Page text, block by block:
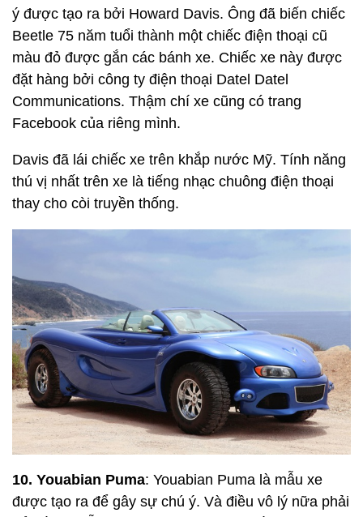
ý được tạo ra bởi Howard Davis. Ông đã biến chiếc
Beetle 75 năm tuổi thành một chiếc điện thoại cũ
màu đỏ được gắn các bánh xe. Chiếc xe này được
đặt hàng bởi công ty điện thoại Datel Datel
Communications. Thậm chí xe cũng có trang
Facebook của riêng mình.
Davis đã lái chiếc xe trên khắp nước Mỹ. Tính năng
thú vị nhất trên xe là tiếng nhạc chuông điện thoại
thay cho còi truyền thống.
10. Youabian Puma: Youabian Puma là mẫu xe
được tạo ra để gây sự chú ý. Và điều vô lý nữa phải